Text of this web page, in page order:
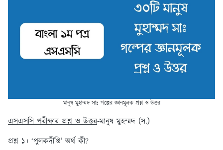
মানুষ মুহাম্মদ সাঃ গল্পের জ্ঞানমূলক প্রশ্ন ও উত্তর
এসএসসি পরীক্ষার প্রশ্ন ও উত্তর-মানুষ মুহম্মদ (স.)
প্রশ্ন ১। ‘পুলকদীপ্তি' অর্থ কী?